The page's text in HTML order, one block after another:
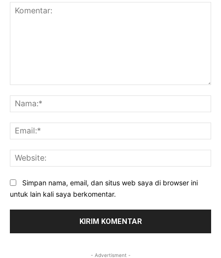
Simpan nama, email, dan situs web saya di browser ini
untuk lain kali saya berkomentar.
- Advertisment -